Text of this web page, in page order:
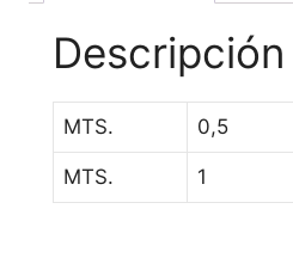
Descripción
MTS. 0,5
MTS. 1